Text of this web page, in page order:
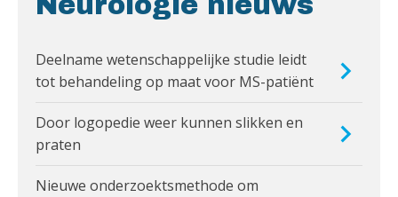
Deelname wetenschappelijke studie leidt
tot behandeling op maat voor MS-patiënt
Door logopedie weer kunnen slikken en
praten
Nieuwe onderzoektsmethode om